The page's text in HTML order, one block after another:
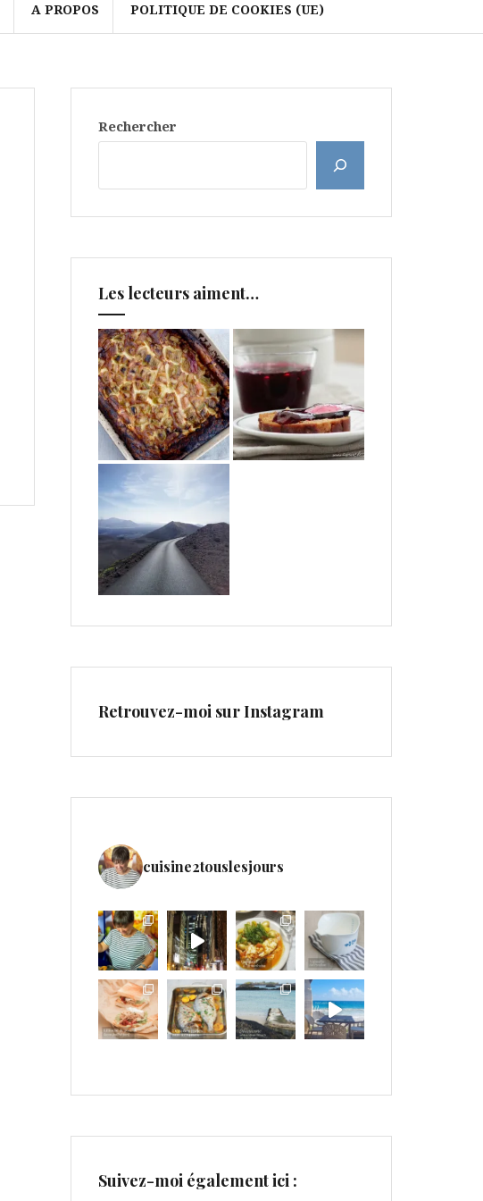
A PROPOS POLITIQUE DE COOKIES (UE)
Rechercher
Les lecteurs aiment…
Retrouvez-moi sur Instagram
cuisine2touslesjours
Suivez-moi également ici :